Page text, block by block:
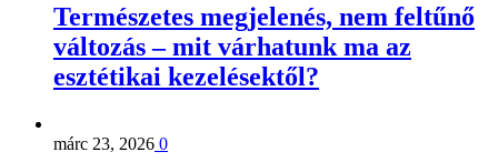
Természetes megjelenés, nem feltűnő
változás – mit várhatunk ma az
esztétikai kezelésektől?
márc 23, 2026 0